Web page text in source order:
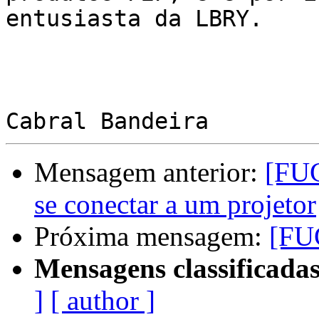
entusiasta da LBRY.
Mensagem anterior:
se conectar a um projetor
Próxima mensagem:
Mensagens
] [ author ]